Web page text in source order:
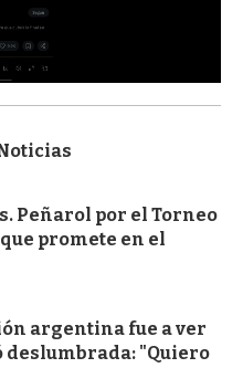
Peñarol por el Torneo
promete en el
argentina fue a ver
deslumbrada: "Quiero